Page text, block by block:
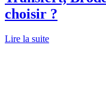
choisir ?
Lire la suite